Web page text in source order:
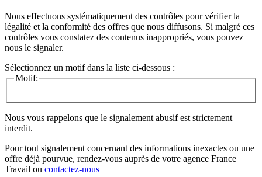
Nous effectuons systématiquement des contrôles pour vérifier la
légalité et la conformité des offres que nous diffusons. Si malgré ces
contrôles vous constatez des contenus inappropriés, vous pouvez
nous le signaler.
Sélectionnez un motif dans la liste ci-dessous :
Motif:
Nous vous rappelons que le signalement abusif est strictement
interdit.
Pour tout signalement concernant des informations inexactes ou une
offre déjà pourvue, rendez-vous auprès de votre agence France
Travail ou contactez-nous